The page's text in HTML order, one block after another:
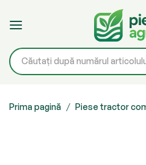
la
Prima pagină Piese tractor